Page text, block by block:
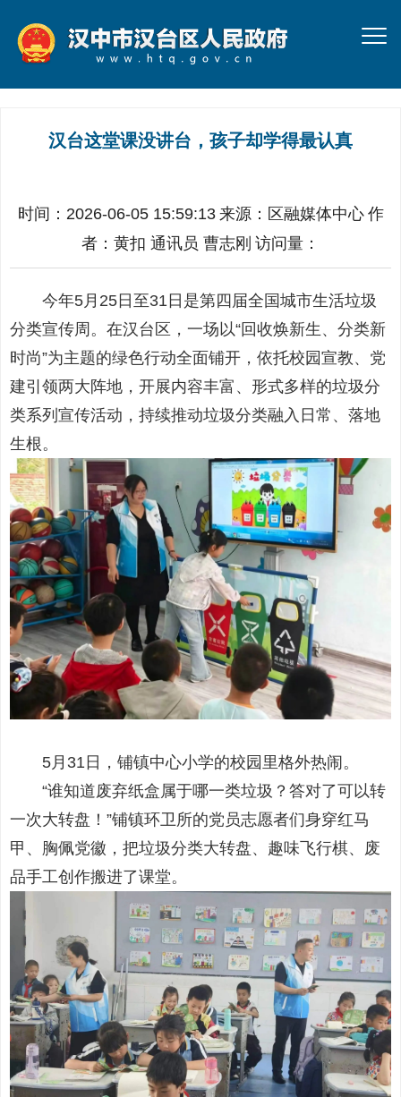
汉台这堂课没讲台，孩子却学得最认真
时间：2026-06-05 15:59:13 来源： 区融媒体中心 作
者： 黄扣 通讯员 曹志刚 访问量：
今年5月25日至31日是第四届全国城市生活垃圾
分类宣传周。在汉台区，一场以“回收焕新生、分类新
时尚”为主题的绿色行动全面铺开，依托校园宣教、党
建引领两大阵地，开展内容丰富、形式多样的垃圾分
类系列宣传活动，持续推动垃圾分类融入日常、落地
生根。
5月31日，铺镇中心小学的校园里格外热闹。
“谁知道废弃纸盒属于哪一类垃圾？答对了可以转
一次大转盘！”铺镇环卫所的党员志愿者们身穿红马
甲、胸佩党徽，把垃圾分类大转盘、趣味飞行棋、废
品手工创作搬进了课堂。